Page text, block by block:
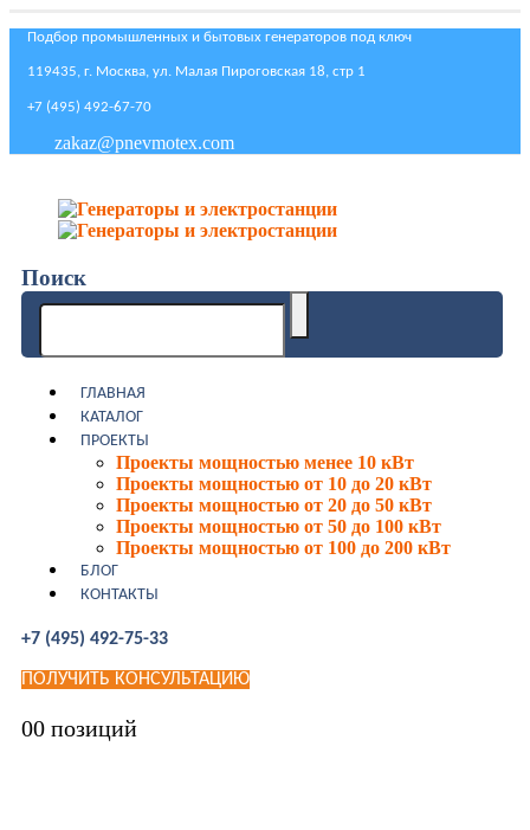
Подбор промышленных и бытовых генераторов под ключ
119435, г. Москва, ул. Малая Пироговская 18, стр 1
+7 (495) 492-67-70
zakaz@pnevmotex.com
Поиск
ГЛАВНАЯ
КАТАЛОГ
ПРОЕКТЫ
Проекты мощностью менее 10 кВт
Проекты мощностью от 10 до 20 кВт
Проекты мощностью от 20 до 50 кВт
Проекты мощностью от 50 до 100 кВт
Проекты мощностью от 100 до 200 кВт
БЛОГ
КОНТАКТЫ
+7 (495) 492-75-33
ПОЛУЧИТЬ КОНСУЛЬТАЦИЮ
00 позиций